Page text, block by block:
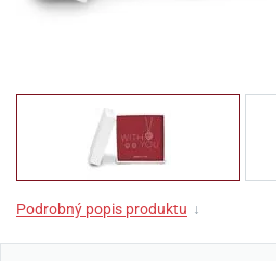
Podrobný popis produktu ↓